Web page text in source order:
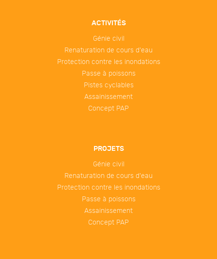
ACTIVITÉS
Génie civil
Renaturation de cours d'eau
Protection contre les inondations
Passe à poissons
Pistes cyclables
Assainissement
Concept PAP
PROJETS
Génie civil
Renaturation de cours d'eau
Protection contre les inondations
Passe à poissons
Assainissement
Concept PAP